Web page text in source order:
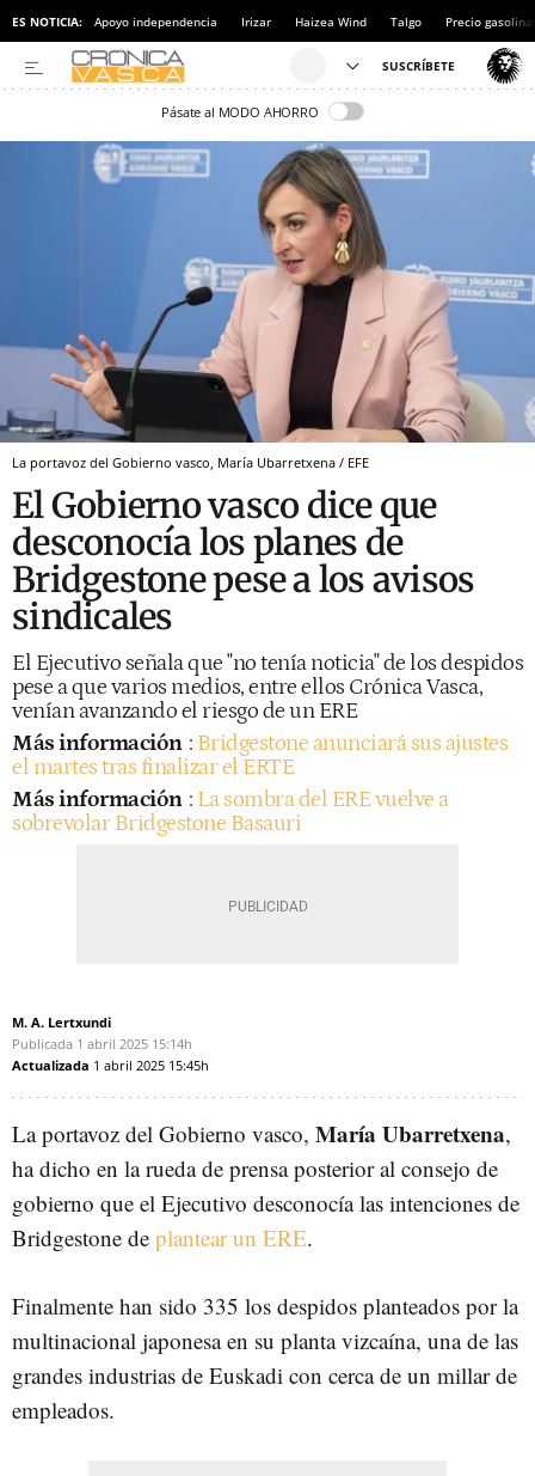
ES NOTICIA: Apoyo independencia Irizar Haizea Wind Talgo Precio gasolina
Pásate al MODO AHORRO
La portavoz del Gobierno vasco, María Ubarretxena / EFE
El Gobierno vasco dice que
desconocía los planes de
Bridgestone pese a los avisos
sindicales
El Ejecutivo señala que "no tenía noticia" de los despidos
pese a que varios medios, entre ellos Crónica Vasca,
venían avanzando el riesgo de un ERE
Más información : Bridgestone anunciará sus ajustes
el martes tras finalizar el ERTE
Más información : La sombra del ERE vuelve a
sobrevolar Bridgestone Basauri
M. A. Lertxundi
Publicada 1 abril 2025 15:14h
Actualizada 1 abril 2025 15:45h
La portavoz del Gobierno vasco, María Ubarretxena,
ha dicho en la rueda de prensa posterior al consejo de
gobierno que el Ejecutivo desconocía las intenciones de
Bridgestone de plantear un ERE.
Finalmente han sido 335 los despidos planteados por la
multinacional japonesa en su planta vizcaína, una de las
grandes industrias de Euskadi con cerca de un millar de
empleados.